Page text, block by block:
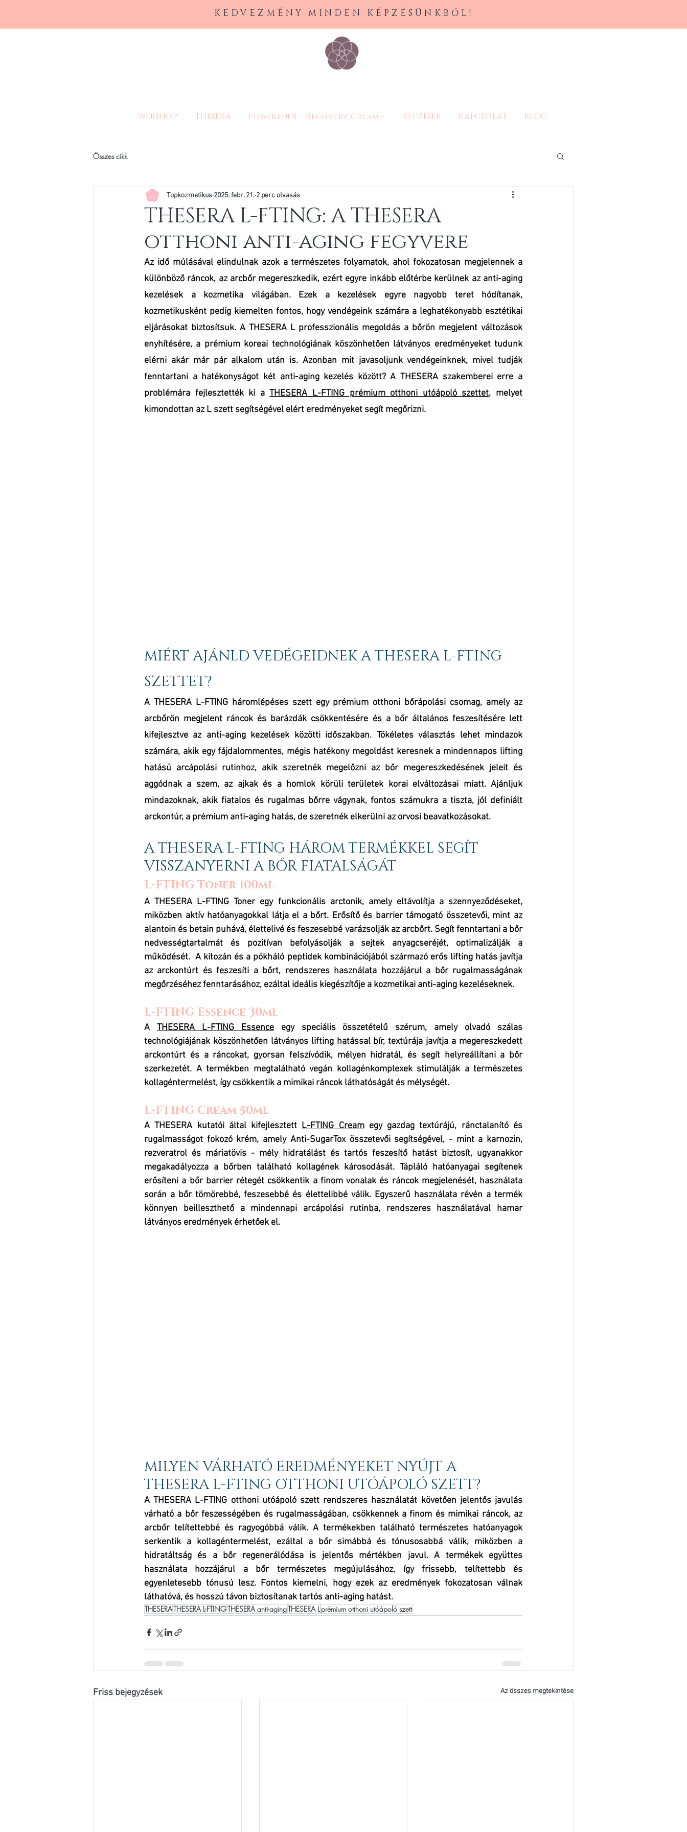
KEDVEZMÉNY MINDEN KÉPZÉSÜNKBŐL!
WEBSHOP THESERA PowerfulX - Recovery Cream + KÉPZÉSEK KAPCSOLAT BLOG
Összes cikk
THESERA L-FTING: A THESERA
otthoni anti-aging fegyvere
Topkozmetikus 2025. febr. 21. 2 perc olvasás
Az idő múlásával elindulnak azok a természetes folyamatok, ahol fokozatosan megjelennek a
különböző ráncok, az arcbőr megereszkedik, ezért egyre inkább előtérbe kerülnek az anti-aging
kezelések a kozmetika világában. Ezek a kezelések egyre nagyobb teret hódítanak,
kozmetikusként pedig kiemelten fontos, hogy vendégeink számára a leghatékonyabb esztétikai
eljárásokat biztosítsuk. A THESERA L professzionális megoldás a bőrön megjelent változások
enyhítésére, a prémium koreai technológiának köszönhetően látványos eredményeket tudunk
elérni akár már pár alkalom után is. Azonban mit javasoljunk vendégeinknek, mivel tudják
fenntartani a hatékonyságot két anti-aging kezelés között? A THESERA szakemberei erre a
problémára fejlesztették ki a THESERA L-FTING prémium otthoni utóápoló szettet, melyet
kimondottan az L szett segítségével elért eredményeket segít megőrizni.
MIÉRT AJÁNLD VEDÉGEIDNEK A THESERA L-FTING
SZETTET?
A THESERA L-FTING háromlépéses szett egy prémium otthoni bőrápolási csomag, amely az
arcbőrön megjelent ráncok és barázdák csökkentésére és a bőr általános feszesítésére lett
kifejlesztve az anti-aging kezelések közötti időszakban. Tökéletes választás lehet mindazok
számára, akik egy fájdalommentes, mégis hatékony megoldást keresnek a mindennapos lifting
hatású arcápolási rutinhoz, akik szeretnék megelőzni az bőr megereszkedésének jeleit és
aggódnak a szem, az ajkak és a homlok körüli területek korai elváltozásai miatt. Ajánljuk
mindazoknak, akik fiatalos és rugalmas bőrre vágynak, fontos számukra a tiszta, jól definiált
arckontúr, a prémium anti-aging hatás, de szeretnék elkerülni az orvosi beavatkozásokat.
A THESERA L-FTING HÁROM TERMÉKKEL SEGÍT
VISSZANYERNI A BŐR FIATALSÁGÁT
L-FTING Toner 100ml
A THESERA L-FTING Toner egy funkcionális arctonik, amely eltávolítja a szennyeződéseket,
miközben aktív hatóanyagokkal látja el a bőrt. Erősítő és barrier támogató összetevői, mint az
alantoin és betain puhává, élettelivé és feszesebbé varázsolják az arcbőrt. Segít fenntartani a bőr
nedvességtartalmát és pozitívan befolyásolják a sejtek anyagcseréjét, optimalizálják a
működését. A kitozán és a pókháló peptidek kombinációjából származó erős lifting hatás javítja
az arckontúrt és feszesíti a bőrt, rendszeres használata hozzájárul a bőr rugalmasságának
megőrzéséhez fenntarásához, ezáltal ideális kiegészítője a kozmetikai anti-aging kezeléseknek.
L-FTING Essence 30ml
A THESERA L-FTING Essence egy speciális összetételű szérum, amely olvadó szálas
technológiájának köszönhetően látványos lifting hatással bír, textúrája javítja a megereszkedett
arckontúrt és a ráncokat, gyorsan felszívódik, mélyen hidratál, és segít helyreállítani a bőr
szerkezetét. A termékben megtalálható vegán kollagénkomplexek stimulálják a természetes
kollagéntermelést, így csökkentik a mimikai ráncok láthatóságát és mélységét.
L-FTING Cream 50ml
A THESERA kutatói által kifejlesztett L-FTING Cream egy gazdag textúrájú, ránctalanító és
rugalmasságot fokozó krém, amely Anti-SugarTox összetevői segítségével, - mint a karnozin,
rezveratrol és máriatövis - mély hidratálást és tartós feszesítő hatást biztosít, ugyanakkor
megakadályozza a bőrben található kollagének károsodását. Tápláló hatóanyagai segítenek
erősíteni a bőr barrier rétegét csökkentik a finom vonalak és ráncok megjelenését, használata
során a bőr tömörebbé, feszesebbé és élettelibbé válik. Egyszerű használata révén a termék
könnyen beilleszthető a mindennapi arcápolási rutinba, rendszeres használatával hamar
látványos eredmények érhetőek el.
MILYEN VÁRHATÓ EREDMÉNYEKET NYÚJT A
THESERA L-FTING OTTHONI UTÓÁPOLÓ SZETT?
A THESERA L-FTING otthoni utóápoló szett rendszeres használatát követően jelentős javulás
várható a bőr feszességében és rugalmasságában, csökkennek a finom és mimikai ráncok, az
arcbőr telítettebbé és ragyogóbbá válik. A termékekben található természetes hatóanyagok
serkentik a kollagéntermelést, ezáltal a bőr simábbá és tónusosabbá válik, miközben a
hidratáltság és a bőr regenerálódása is jelentős mértékben javul. A termékek együttes
használata hozzájárul a bőr természetes megújulásához, így frissebb, telítettebb és
egyenletesebb tónusú lesz. Fontos kiemelni, hogy ezek az eredmények fokozatosan válnak
láthatóvá, és hosszú távon biztosítanak tartós anti-aging hatást.
THESERATHESERA L-FTINGTHESERA anti-agingTHESERA Lprémium otthoni utóápoló szett
Friss bejegyzések Az összes megtekintése